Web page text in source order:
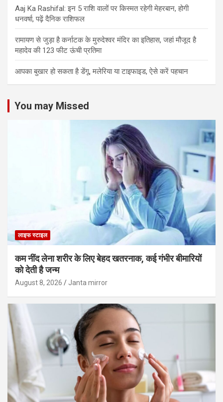
Aaj Ka Rashifal: इन 5 राशि वालों पर किस्मत रहेगी मेहरबान, होगी
धनवर्षा, पढ़ें दैनिक राशिफल
रामायण से जुड़ा है कर्नाटक के मुरुदेश्वर मंदिर का इतिहास, जहां मौजूद है
महादेव की 123 फीट ऊंची प्रतिमा
आपका बुखार हो सकता है डेंगू, मलेरिया या टाइफाइड, ऐसे करें पहचान
You may Missed
लाइफ स्टाइल
कम नींद लेना शरीर के लिए बेहद खतरनाक, कई गंभीर बीमारियों
को देती है जन्म
August 8, 2026 Janta mirror